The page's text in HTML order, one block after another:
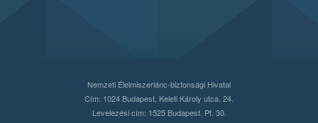
Nemzeti Élelmiszerlánc-biztonsági Hivatal
Cím: 1024 Budapest, Keleti Károly utca. 24.
Levelezési cím: 1525 Budapest. Pf. 30.